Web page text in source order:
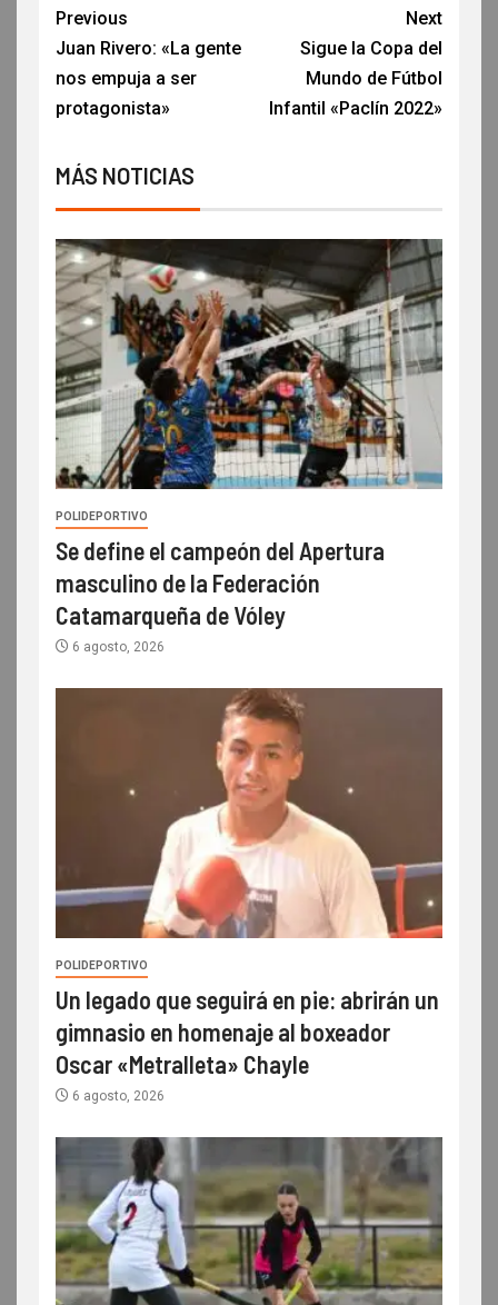
Previous
Juan Rivero: «La gente
nos empuja a ser
protagonista»
Next
Sigue la Copa del
Mundo de Fútbol
Infantil «Paclín 2022»
MÁS NOTICIAS
POLIDEPORTIVO
Se define el campeón del Apertura
masculino de la Federación
Catamarqueña de Vóley
6 agosto, 2026
POLIDEPORTIVO
Un legado que seguirá en pie: abrirán un
gimnasio en homenaje al boxeador
Oscar «Metralleta» Chayle
6 agosto, 2026